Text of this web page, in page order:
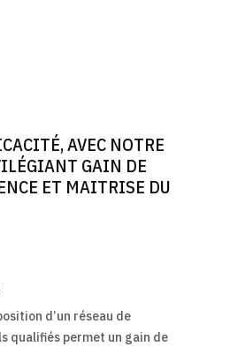
AVEC NOTRE
GAIN DE
ET MAITRISE DU
d’un réseau de
qualifiés permet un gain de